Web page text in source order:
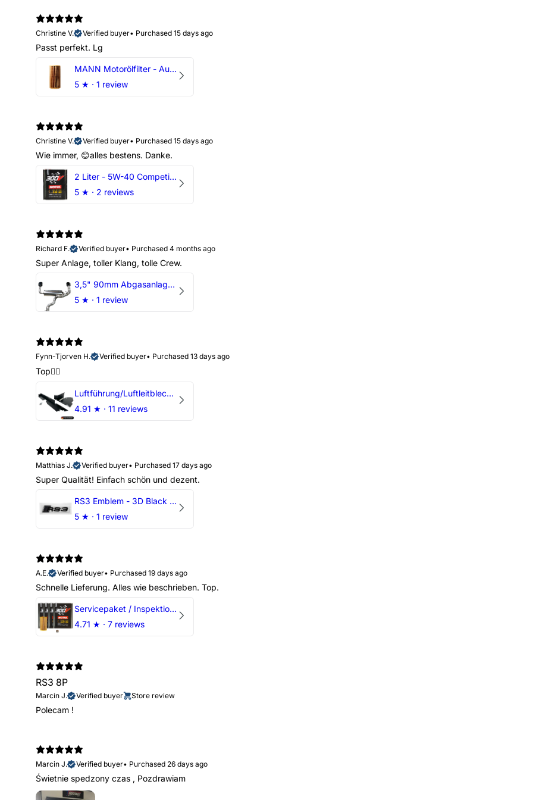
Christine V.
Verified buyer• Purchased 15 days ago
Passt perfekt. Lg
MANN Motorölfilter - Audi RS3 TTRS RSQ3 VZ5 - DAZ DNW
5 ★ · 1 review
Christine V.
Verified buyer• Purchased 15 days ago
Wie immer, 😊alles bestens. Danke.
2 Liter - 5W-40 Competition 300V Motul Motoröl
5 ★ · 2 reviews
Richard F.
Verified buyer• Purchased 4 months ago
Super Anlage, toller Klang, tolle Crew.
3,5" 90mm Abgasanlage AUDI RSQ3 DNWA 2.5 TFSI
5 ★ · 1 review
Fynn-Tjorven H.
Verified buyer• Purchased 13 days ago
Top👍🏼
Luftführung/Luftleitblech 5" 125mm offene Ansaugung HPerformance
4.91 ★ · 11 reviews
Matthias J.
Verified buyer• Purchased 17 days ago
Super Qualität! Einfach schön und dezent.
RS3 Emblem - 3D Black Edition - Schwarz/Schwarz Logo Modellschriftzug
5 ★ · 1 review
A.E.
Verified buyer• Purchased 19 days ago
Schnelle Lieferung. Alles wie beschrieben. Top.
Servicepaket / Inspektionspaket 1 mit Motul 300V 5W40 - 5W50 für alle 2.5 TFSI Modelle
4.71 ★ · 7 reviews
RS3 8P
Marcin J. Verified buyer Store review
Polecam !
Marcin J.
Verified buyer• Purchased 26 days ago
Świetnie spedzony czas , Pozdrawiam